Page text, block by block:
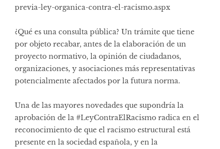
previa-ley-organica-contra-el-racismo.aspx
¿Qué es una consulta pública? Un trámite que tiene
por objeto recabar, antes de la elaboración de un
proyecto normativo, la opinión de ciudadanos,
organizaciones, y asociaciones más representativas
potencialmente afectados por la futura norma.
Una de las mayores novedades que supondría la
aprobación de la #LeyContraElRacismo radica en el
reconocimiento de que el racismo estructural está
presente en la sociedad española, y en la